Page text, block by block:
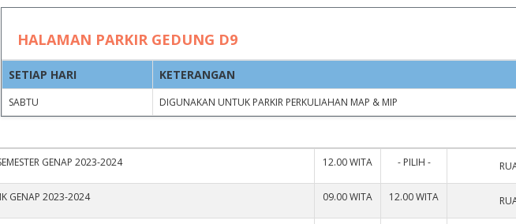
LAPANGAN BORANG PRODI PSIKOLOGI
13.00 WITA 17.00 WITA
LAPANGAN BORANG PRODI PSIKOLOGI 09.00 WITA 17.00 WITA
GENAP 2023-2024 12.00 WITA - PILIH -
GENAP 2023-2024 09.00 WITA 12.00 WITA
HALAMAN PARKIR GEDUNG D9
SETIAP HARI KETERANGAN
SABTU DIGUNAKAN UNTUK PARKIR PERKULIAHAN MAP & MIP